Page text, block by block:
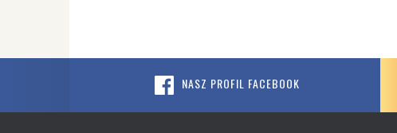
NASZ PROFIL FACEBOOK